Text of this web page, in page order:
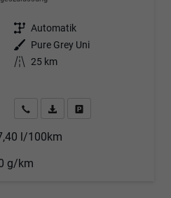
Getriebe Automatik
Außenfarbe
Pure Grey Uni
Kilometerstand 25 km
Angebot anfordern
Fahrzeugexpose (PDF)
l/100km
g/km